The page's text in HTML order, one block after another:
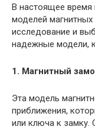
В настоящее
моделей
исследование и
надежные модели,
1. Магнитный
Эта модель
приближения,
или ключа к замку.